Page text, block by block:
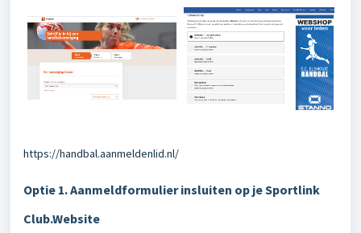
https://handbal.aanmeldenlid.nl/
Optie 1. Aanmeldformulier insluiten op je Sportlink
Club.Website